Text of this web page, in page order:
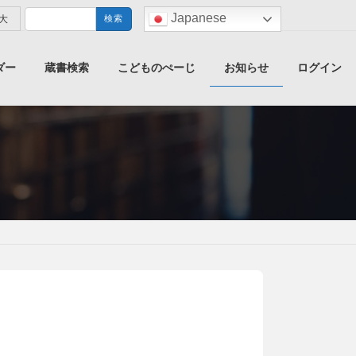
大 Japanese
検
ー 蔵書検索 こどものぺーじ お知らせ ログイン